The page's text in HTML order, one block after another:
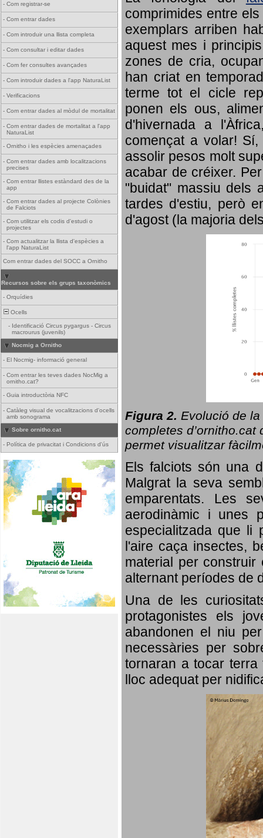
- Com registrar-se
- Com entrar dades
- Com introduir una llista completa
- Com consultar i editar dades
- Com fer consultes avançades
- Com introduir dades a l'app NaturaList
- Verificacions
- Com entrar dades al mòdul de mortalitat
- Com entrar dades de mortalitat a l'app
NaturaList
- Ornitho i les espècies amenaçades
- Com entrar dades amb localitzacions
precises
- Com entrar llistes estàndard des de la
app
- Com entrar dades al projecte Colònies
de Falciots
- Com utilitzar els codis d'estudi o
projectes
- Com actualitzar la llista d'espècies a
l'app NaturaList
Com entrar dades del SOCC a Ornitho
Recursos sobre els grups taxonòmics
- Orquídies
Ocells
- Identificació Circus pygargus - Circus
macrourus (juvenils)
Nocmig a Ornitho
- El Nocmig- informació general
- Com entrar les teves dades NocMig a
ornitho.cat?
- Guia introductòria NFC
- Catàleg visual de vocalitzacions d'ocells
amb sonograma
Sobre ornitho.cat
- Política de privacitat i Condicions d'ús
comprimides entre
exemplars arriben
aquest mes i
zones de cria,
han criat en
terme tot el cicle
ponen els ous,
d'hivernada a
començat a volar!
assolir pesos molt
acabar de créixer.
"buidat" massiu dels
tardes d'estiu, però
d'agost (la majoria
Figura 2. Evolució de la
completes d’ornitho.cat
permet visualitzar
Els falciots són una
Malgrat la seva
emparentats. Les
aerodinàmic i unes
especialitzada que li
l'aire caça insectes,
material per
alternant períodes de
Una de les
protagonistes els
abandonen el niu
necessàries per
tornaran a tocar
lloc adequat per